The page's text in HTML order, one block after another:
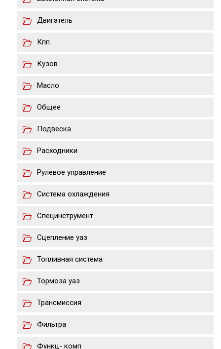
Двигатель
Кпп
Кузов
Масло
Общее
Подвеска
Расходники
Рулевое управление
Система охлаждения
Специнструмент
Сцепление уаз
Топливная система
Тормоза уаз
Трансмиссия
Фильтра
Функц- комп